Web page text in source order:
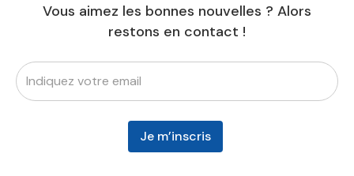
Vous aimez les bonnes nouvelles ? Alors
restons en contact !